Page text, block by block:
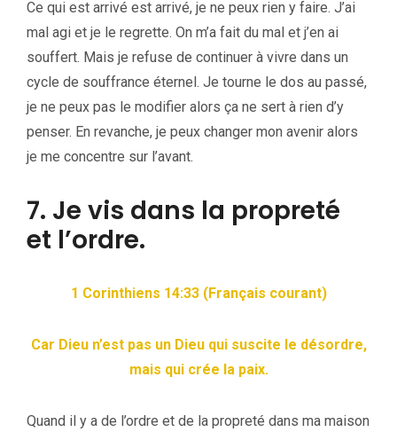
Ce qui est arrivé est arrivé, je ne peux rien y faire. J’ai
mal agi et je le regrette. On m’a fait du mal et j’en ai
souffert. Mais je refuse de continuer à vivre dans un
cycle de souffrance éternel. Je tourne le dos au passé,
je ne peux pas le modifier alors ça ne sert à rien d’y
penser. En revanche, je peux changer mon avenir alors
je me concentre sur l’avant.
7. Je vis dans la propreté
et l’ordre.
1 Corinthiens 14:33 (Français courant)
Car Dieu n’est pas un Dieu qui suscite le désordre,
mais qui crée la paix.
Quand il y a de l’ordre et de la propreté dans ma maison